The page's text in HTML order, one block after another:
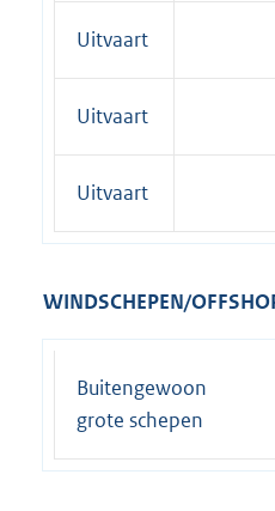
Uitvaart
Uitvaart
Uitvaart
WINDSCHEPEN/
Buitengewoon
grote schepen